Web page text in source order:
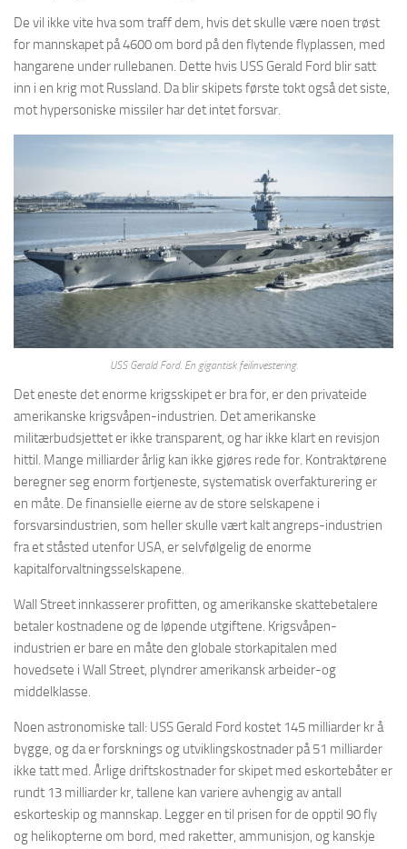
De vil ikke vite hva som traff dem, hvis det skulle være noen trøst
for mannskapet på 4600 om bord på den flytende flyplassen, med
hangarene under rullebanen. Dette hvis USS Gerald Ford blir satt
inn i en krig mot Russland. Da blir skipets første tokt også det siste,
mot hypersoniske missiler har det intet forsvar.
USS Gerald Ford. En gigantisk feilinvestering.
Det eneste det enorme krigsskipet er bra for, er den privateide
amerikanske krigsvåpen-industrien. Det amerikanske
militærbudsjettet er ikke transparent, og har ikke klart en revisjon
hittil. Mange milliarder årlig kan ikke gjøres rede for. Kontraktørene
beregner seg enorm fortjeneste, systematisk overfakturering er
en måte. De finansielle eierne av de store selskapene i
forsvarsindustrien, som heller skulle vært kalt angreps-industrien
fra et ståsted utenfor USA, er selvfølgelig de enorme
kapitalforvaltningsselskapene.
Wall Street innkasserer profitten, og amerikanske skattebetalere
betaler kostnadene og de løpende utgiftene. Krigsvåpen-
industrien er bare en måte den globale storkapitalen med
hovedsete i Wall Street, plyndrer amerikansk arbeider-og
middelklasse.
Noen astronomiske tall: USS Gerald Ford kostet 145 milliarder kr å
bygge, og da er forsknings og utviklingskostnader på 51 milliarder
ikke tatt med. Årlige driftskostnader for skipet med eskortebåter er
rundt 13 milliarder kr, tallene kan variere avhengig av antall
eskorteskip og mannskap. Legger en til prisen for de opptil 90 fly
og helikopterne om bord, med raketter, ammunisjon, og kanskje